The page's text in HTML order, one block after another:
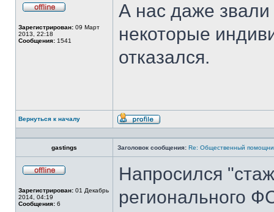
сети
Зарегистрирован: 09 Март
2013, 22:18
Сообщения: 1541
А нас даже
некоторые
отказался.
Вернуться к началу
Профиль
gastings Заголовок сообщения: Re: Общественный
сети
Зарегистрирован: 01 Декабрь
2014, 04:19
Сообщения: 6
Напросился
регионального